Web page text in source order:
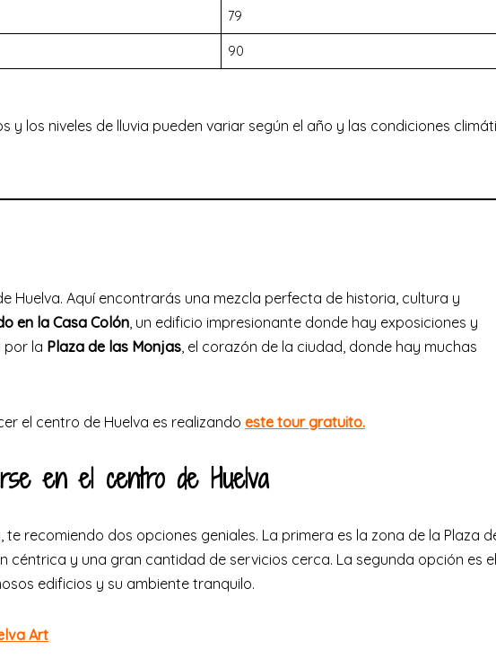
79
90
y los niveles de lluvia pueden variar según el año y las condiciones
Huelva. Aquí encontrarás una mezcla perfecta de historia, cultura y
en la Casa Colón, un edificio impresionante donde hay exposiciones y
por la Plaza de las Monjas, el corazón de la ciudad, donde hay muchas
el centro de Huelva es realizando este tour gratuito.
en el centro de Huelva
recomiendo dos opciones geniales. La primera es la zona de la Plaza
céntrica y una gran cantidad de servicios cerca. La segunda opción es el
edificios y su ambiente tranquilo.
Art